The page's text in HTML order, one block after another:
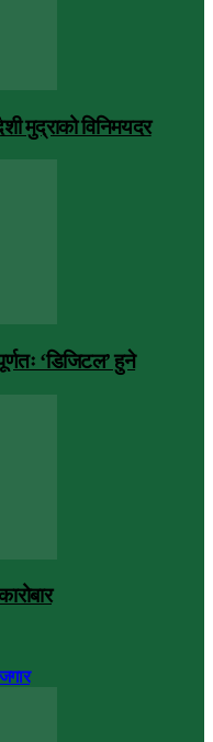
मुद्राको विनिमयदर
‘डिजिटल’ हुने